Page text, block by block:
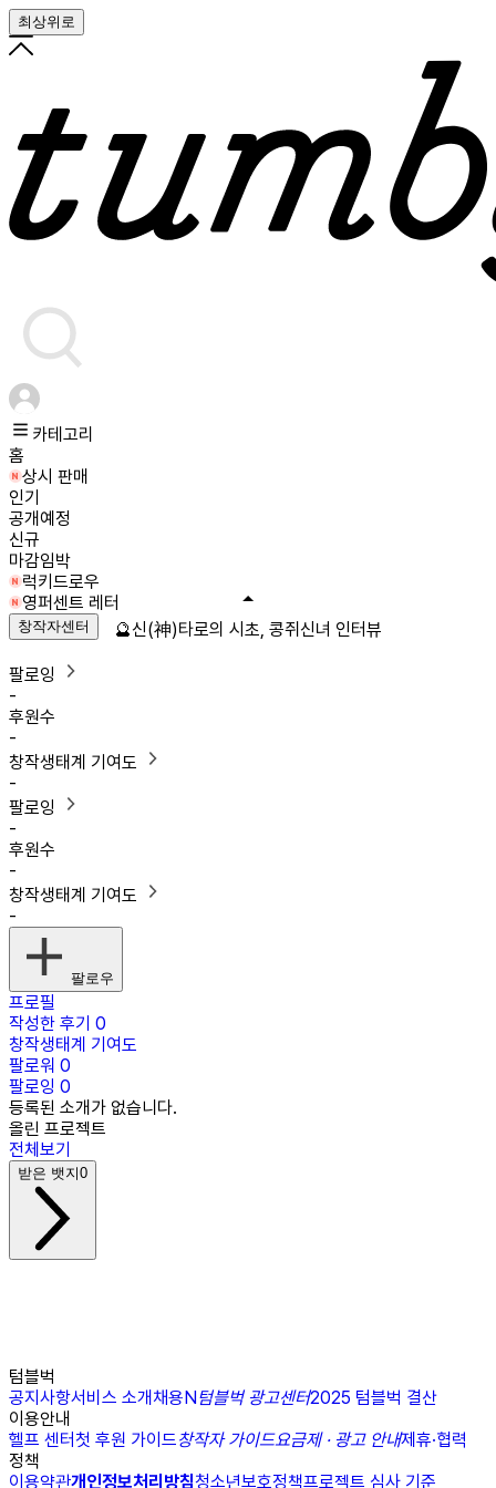
최상위로
카테고리
홈
상시 판매
인기
공개예정
신규
마감임박
럭키드로우
영퍼센트 레터
창작자센터
팔로잉
-
후원수
-
창작생태계 기여도
-
팔로잉
-
후원수
-
창작생태계 기여도
-
팔로우
프로필
작성한 후기 0
창작생태계 기여도
팔로워 0
팔로잉 0
등록된 소개가 없습니다.
올린 프로젝트
전체보기
받은 뱃지0
텀블벅
공지사항서비스 소개채용N텀블벅 광고센터2025 텀블벅 결산
이용안내
헬프 센터첫 후원 가이드창작자 가이드요금제 · 광고 안내제휴·협력
정책
이용약관개인정보처리방침청소년보호정책프로젝트 심사 기준
🔮신(神)타로의 시초, 콩쥐신녀 인터뷰